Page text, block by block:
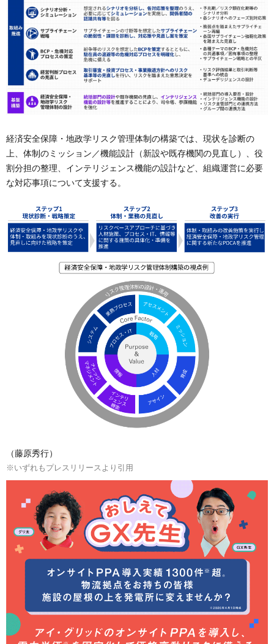
経済安全保障・地政学リスク管理体制の構築では、現状を診断の
上、体制のミッション／機能設計（新設や既存機関の見直し）、役
割分担の整理、インテリジェンス機能の設計など、組織運営に必要
な対応事項について支援する。
（藤原秀行）
※いずれもプレスリリースより引用